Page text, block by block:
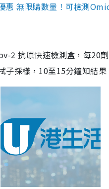
惠 無限購數量！可檢測
2 抗原快速檢測盒，每20
採樣，10至15分鐘知結果